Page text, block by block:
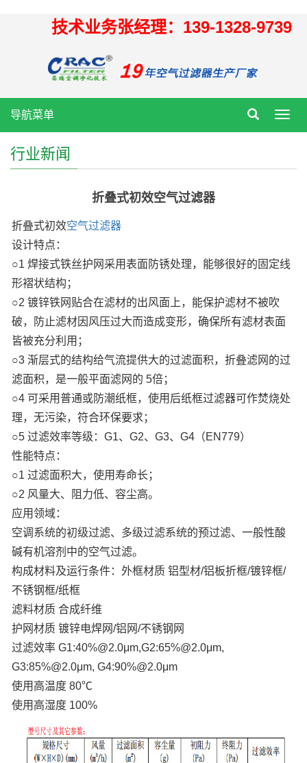
技术业务张经理：139-1328-9739
导航菜单
行业新闻
折叠式初效空气过滤器
折叠式初效空气过滤器
设计特点：
○1 焊接式铁丝护网采用表面防锈处理，能够很好的固定线
形褶状结构；
○2 镀锌铁网贴合在滤材的出风面上，能保护滤材不被吹
破，防止滤材因风压过大而造成变形，确保所有滤材表面
皆被充分利用；
○3 渐层式的结构给气流提供大的过滤面积，折叠滤网的过
滤面积，是一般平面滤网的 5倍；
○4 可采用普通或防潮纸框，使用后纸框过滤器可作焚烧处
理，无污染，符合环保要求；
○5 过滤效率等级：G1、G2、G3、G4（EN779）
性能特点：
○1 过滤面积大，使用寿命长；
○2 风量大、阻力低、容尘高。
应用领域：
空调系统的初级过滤、多级过滤系统的预过滤、一般性酸
碱有机溶剂中的空气过滤。
构成材料及运行条件：外框材质 铝型材/铝板折框/镀锌框/
不锈钢框/纸框
滤料材质 合成纤维
护网材质 镀锌电焊网/铝网/不锈钢网
过滤效率 G1:40%@2.0μm,G2:65%@2.0μm,
G3:85%@2.0μm, G4:90%@2.0μm
使用高温度 80℃
使用高湿度 100%